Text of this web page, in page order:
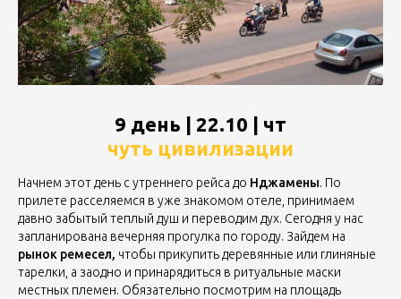
9 день | 22.10 | чт
чуть цивилизации
Начнем этот день с утреннего рейса до Нджамены. По
прилете расселяемся в уже знакомом отеле, принимаем
давно забытый теплый душ и переводим дух. Сегодня у нас
запланирована вечерняя прогулка по городу. Зайдем на
рынок ремесел, чтобы прикупить деревянные или глиняные
тарелки, а заодно и принарядиться в ритуальные маски
местных племен. Обязательно посмотрим на площадь